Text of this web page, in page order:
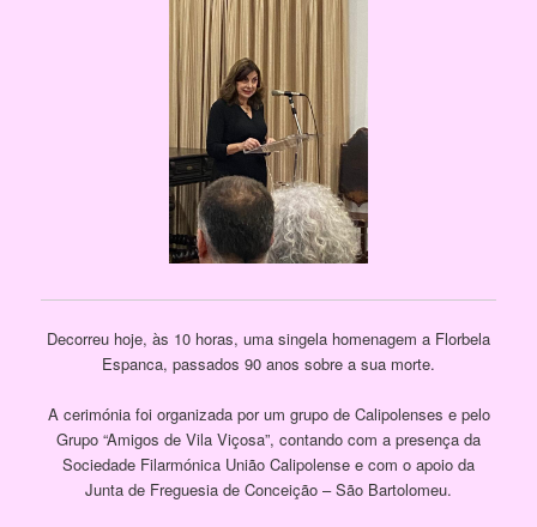
[SHOW PICTURE LIST]
Decorreu hoje, às 10 horas, uma singela homenagem a Florbela
Espanca, passados 90 anos sobre a sua morte.
A cerimónia foi organizada por um grupo de Calipolenses e pelo
Grupo “Amigos de Vila Viçosa”, contando com a presença da
Sociedade Filarmónica União Calipolense e com o apoio da
Junta de Freguesia de Conceição – São Bartolomeu.